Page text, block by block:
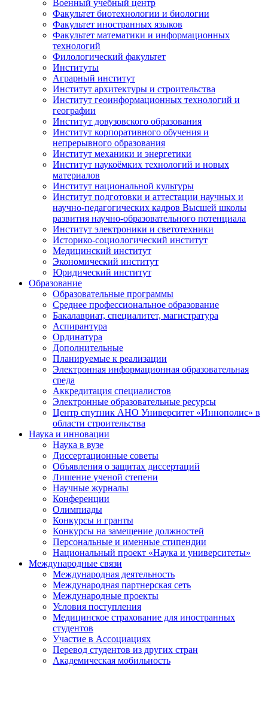
Военный учебный центр
Факультет биотехнологии и биологии
Факультет иностранных языков
Факультет математики и информационных
технологий
Филологический факультет
Институты
Аграрный институт
Институт архитектуры и строительства
Институт геоинформационных технологий и
географии
Институт довузовского образования
Институт корпоративного обучения и
непрерывного образования
Институт механики и энергетики
Институт наукоёмких технологий и новых
материалов
Институт национальной культуры
Институт подготовки и аттестации научных и
научно-педагогических кадров Высшей школы
развития научно-образовательного потенциала
Институт электроники и светотехники
Историко-социологический институт
Медицинский институт
Экономический институт
Юридический институт
Образование
Образовательные программы
Среднее профессиональное образование
Бакалавриат, специалитет, магистратура
Аспирантура
Ординатура
Дополнительные
Планируемые к реализации
Электронная информационная образовательная
среда
Аккредитация специалистов
Электронные образовательные ресурсы
Центр спутник АНО Университет «Иннополис» в
области строительства
Наука и инновации
Наука в вузе
Диссертационные советы
Объявления о защитах диссертаций
Лишение ученой степени
Научные журналы
Конференции
Олимпиады
Конкурсы и гранты
Конкурсы на замещение должностей
Персональные и именные стипендии
Национальный проект «Наука и университеты»
Международные связи
Международная деятельность
Международная партнерская сеть
Международные проекты
Условия поступления
Медицинское страхование для иностранных
студентов
Участие в Ассоциациях
Перевод студентов из других стран
Академическая мобильность